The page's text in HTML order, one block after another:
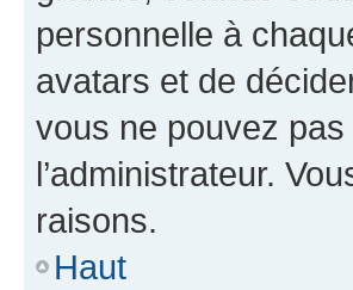
personnelle à
avatars et de
vous ne pouvez pas
l’administrateur.
raisons.
Haut